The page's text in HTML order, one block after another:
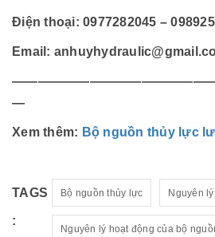
Điện thoại: 0977282045 –
Email:
—
Xem thêm: Bộ nguồn thủy lực
TAGS
:
Bộ nguồn thủy lực Nguyên
Nguyên lý hoạt động của bộ